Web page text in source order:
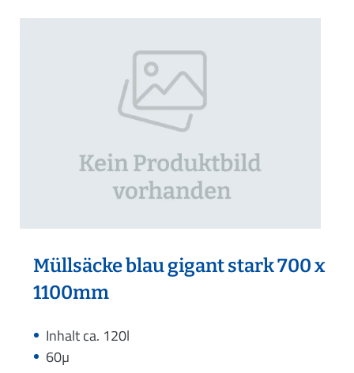
Müllsäcke blau gigant stark 700 x
1100mm
Inhalt ca. 120l
60µ